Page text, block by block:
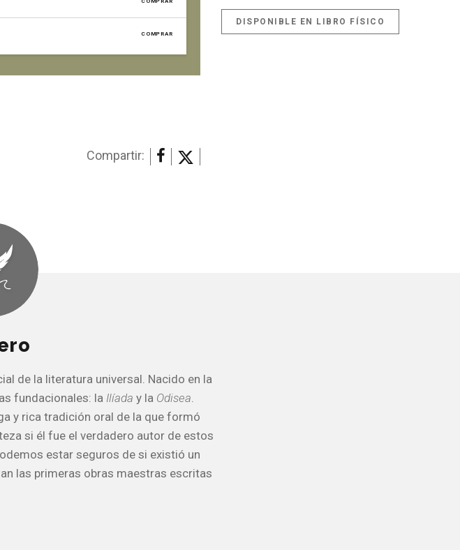
COMPRAR
DISPONIBLE EN LIBRO FÍSICO
Compartir:
de la literatura universal. Nacido en la
fundacionales: la Ilíada y la Odisea.
y rica tradición oral de la que formó
si él fue el verdadero autor de estos
estar seguros de si existió un
las primeras obras maestras escritas